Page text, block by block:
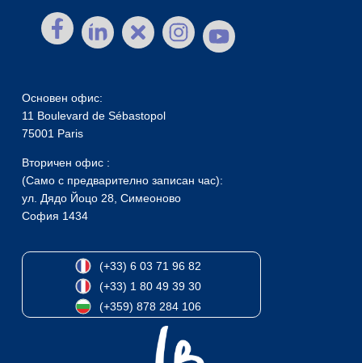
Основен офис:
11 Boulevard de Sébastopol
75001 Paris
Вторичен офис :
(Само с предварително записан час):
ул. Дядо Йоцо 28, Симеоново
София 1434
(+33) 6 03 71 96 82
(+33) 1 80 49 39 30
(+359) 878 284 106